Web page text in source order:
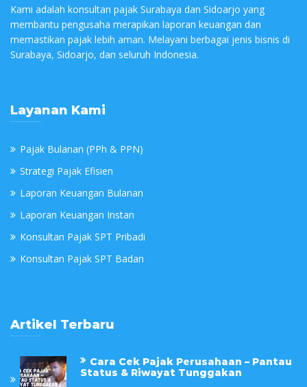
Kami adalah konsultan pajak Surabaya dan Sidoarjo yang
membantu pengusaha merapikan laporan keuangan dan
memastikan pajak lebih aman. Melayani berbagai jenis bisnis di
Surabaya, Sidoarjo, dan seluruh Indonesia.
Layanan Kami
Pajak Bulanan (PPh & PPN)
Strategi Pajak Efisien
Laporan Keuangan Bulanan
Laporan Keuangan Instan
Konsultan Pajak SPT Pribadi
Konsultan Pajak SPT Badan
Artikel Terbaru
Cara Cek Pajak Perusahaan – Pantau
Status & Riwayat Tunggakan